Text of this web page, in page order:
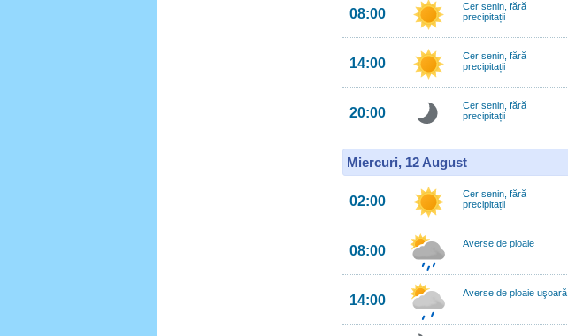
08:00
Cer senin, fără
precipitații
14:00
Cer senin, fără
precipitații
20:00
Cer senin, fără
precipitații
Miercuri, 12 August
02:00
Cer senin, fără
precipitații
08:00 Averse de ploaie
14:00 Averse de ploaie uşoară